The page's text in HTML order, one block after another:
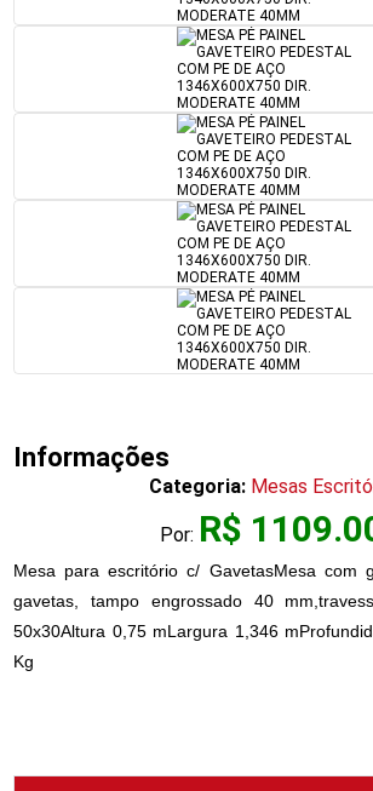
Informações
Categoria: Mesas
Por: R$
Mesa para escritório c/ GavetasMesa com
gavetas, tampo engrossado 40
50x30Altura 0,75 mLargura 1,346
Kg